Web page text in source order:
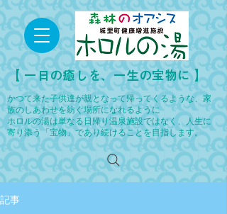
​【 一日の癒しを、一生の宝物に 】
かつて来た子供達が親となって帰ってくるような、家
族のしあわせを紡ぐ場所になれるように
ホロルの湯は単なる日帰り温泉施設ではなく、人生に
寄り添う「宝物」であり続けることを目指します。
記事